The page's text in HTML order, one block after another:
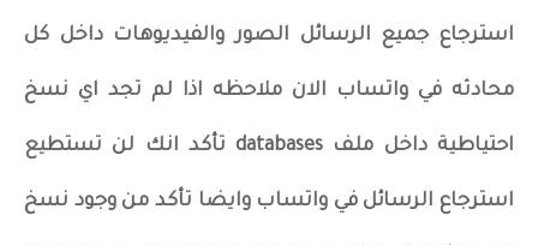
استرجاع جميع الرسائل الصور والفيديوهات داخل كل
محادثه في واتساب الان ملاحظه اذا لم تجد اي نسخ
احتياطية داخل ملف databases تأكد انك لن تستطيع
استرجاع الرسائل في واتساب وايضا تأكد من وجود نسخ